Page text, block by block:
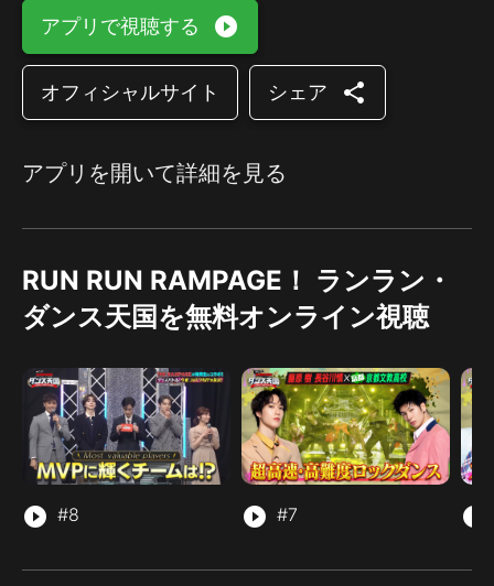
アプリで視聴する play_circle_filled
オフィシャルサイト シェア share
アプリを開いて詳細を見る
RUN RUN RAMPAGE！ ランラン・
ダンス天国を無料オンライン視聴
play_circle_filled #8 play_circle_filled #7 play_circle_filled